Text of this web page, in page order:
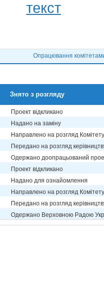
Опрацювання
Знято з розгляду
Проект відкликано
Надано на заміну
Направлено на розгляд Комітету
Передано на розгляд
Одержано доопрацьований
Проект відкликано
Надано для ознайомлення
Направлено на розгляд Комітету
Передано на розгляд
Одержано Верховною Радою